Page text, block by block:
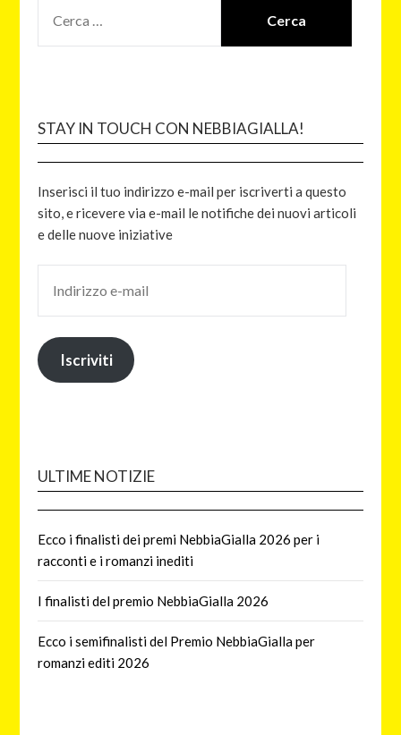
STAY IN TOUCH CON NEBBIAGIALLA!
Inserisci il tuo indirizzo e-mail per iscriverti a questo
sito, e ricevere via e-mail le notifiche dei nuovi articoli
e delle nuove iniziative
Iscriviti
ULTIME NOTIZIE
Ecco i finalisti dei premi NebbiaGialla 2026 per i
racconti e i romanzi inediti
I finalisti del premio NebbiaGialla 2026
Ecco i semifinalisti del Premio NebbiaGialla per
romanzi editi 2026